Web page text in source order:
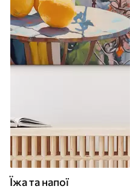
Їжа та напої